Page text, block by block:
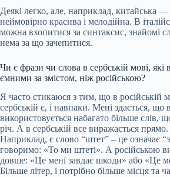
Деякі легко, але, наприклад, китайська —
неймовірно красива і мелодійна. В
можна вхопитися за синтаксис, знайомі
нема за що зачепитися.
Чи є фрази чи слова в сербській мові, які
ємними за змістом, ніж російською?
Я часто стикаюся з тим, що в російській
сербській є, і навпаки. Мені здається, що
використовується набагато більше слів,
річ. А в сербській все виражається прямо.
Наприклад, є слово “штет” – це означає
говоримо: «То ми штеті». А російською
довше: «Це мені завдає шкоди» або «Це
Більше літер, і потрібно більше місця та